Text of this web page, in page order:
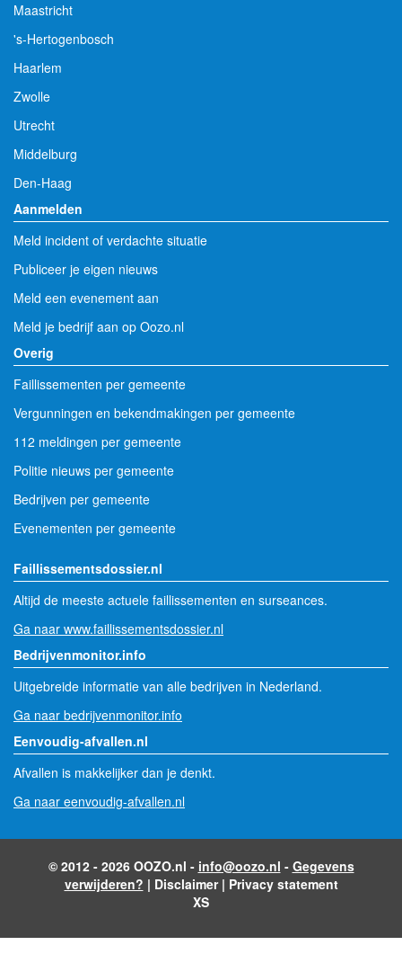
Maastricht
's-Hertogenbosch
Haarlem
Zwolle
Utrecht
Middelburg
Den-Haag
Aanmelden
Meld incident of verdachte situatie
Publiceer je eigen nieuws
Meld een evenement aan
Meld je bedrijf aan op Oozo.nl
Overig
Faillissementen per gemeente
Vergunningen en bekendmakingen per gemeente
112 meldingen per gemeente
Politie nieuws per gemeente
Bedrijven per gemeente
Evenementen per gemeente
Faillissementsdossier.nl
Altijd de meeste actuele faillissementen en surseances.
Ga naar www.faillissementsdossier.nl
Bedrijvenmonitor.info
Uitgebreide informatie van alle bedrijven in Nederland.
Ga naar bedrijvenmonitor.info
Eenvoudig-afvallen.nl
Afvallen is makkelijker dan je denkt.
Ga naar eenvoudig-afvallen.nl
© 2012 - 2026 OOZO.nl - info@oozo.nl - Gegevens
verwijderen? | Disclaimer| Privacy statement
XS